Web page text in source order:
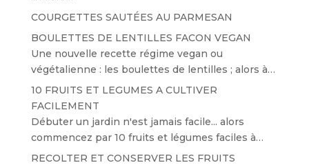
COURGETTES SAUTÉES AU PARMESAN
BOULETTES DE LENTILLES FACON VEGAN
Une nouvelle recette régime vegan ou
végétalienne : les boulettes de lentilles ; alors à…
10 FRUITS ET LEGUMES A CULTIVER
FACILEMENT
Débuter un jardin n'est jamais facile... alors
commencez par 10 fruits et légumes faciles à…
RECOLTER ET CONSERVER LES FRUITS